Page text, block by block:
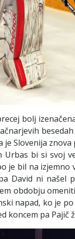
bolj
Slovenija
Urbas bi si svoj
je bil na
David ni
obdobju
napad, ko je
koncem pa Pajič